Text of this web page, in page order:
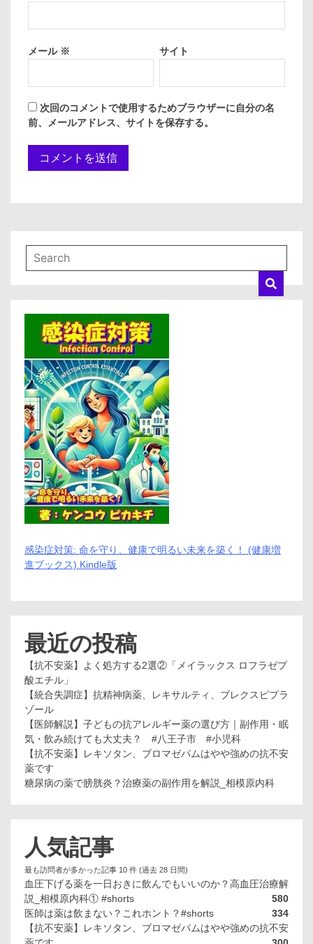
メール ※ サイト
次回のコメントで使用するためブラウザーに自分の名
前、メールアドレス、サイトを保存する。
感染症対策: 命を守り、健康で明るい未来を築く！ (健康増
進ブックス) Kindle版
最近の投稿
【抗不安薬】よく処方する2選②「メイラックス ロフラゼプ
酸エチル」
【統合失調症】抗精神病薬、レキサルティ、ブレクスピプラ
ゾール
【医師解説】子どもの抗アレルギー薬の選び方｜副作用・眠
気・飲み続けても大丈夫？ #八王子市 #小児科
【抗不安薬】レキソタン、ブロマゼパムはやや強めの抗不安
薬です
糖尿病の薬で膀胱炎？治療薬の副作用を解説_相模原内科
人気記事
最も訪問者が多かった記事 10 件 (過去 28 日間)
血圧下げる薬を一日おきに飲んでもいいのか？高血圧治療解
説_相模原内科① #shorts
580
医師は薬は飲まない？これホント？#shorts
334
【抗不安薬】レキソタン、ブロマゼパムはやや強めの抗不安